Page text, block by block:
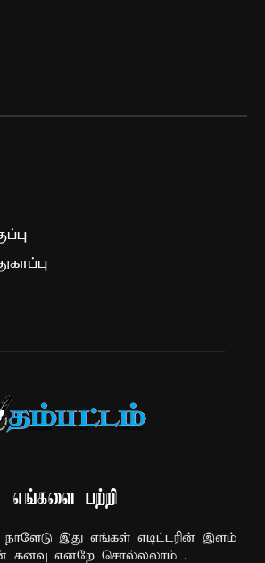
எங்களை பற்றி
நாளேடு இது எங்கள் எடிட்டரின் இளம்
கனவு என்றே சொல்லலாம் .